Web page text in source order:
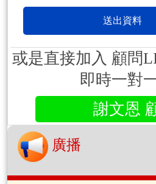
或是直接加入 顧問
即時一對
謝文恩
廣播